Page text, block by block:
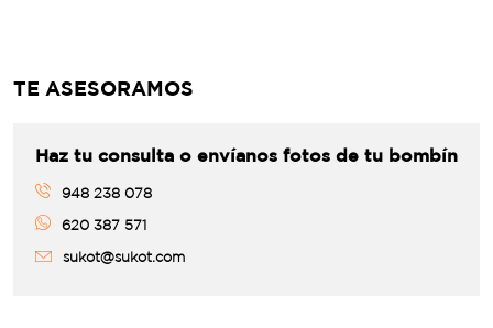
TE ASESORAMOS
Haz tu consulta o envíanos fotos de tu bombín
948 238 078
620 387 571
sukot@sukot.com